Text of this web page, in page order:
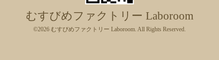
むすびめファクトリー Laboroom
©2026 むすびめファクトリー Laboroom . All Rights Reserved.